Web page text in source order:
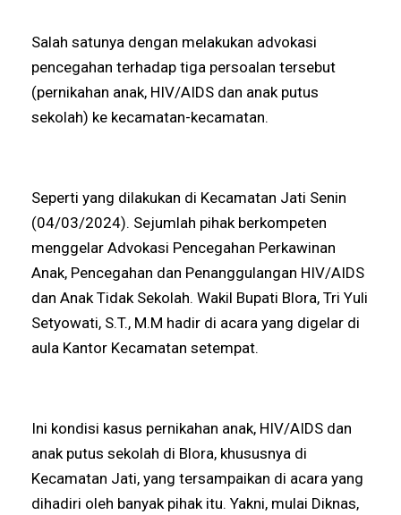
Salah satunya dengan melakukan advokasi
pencegahan terhadap tiga persoalan tersebut
(pernikahan anak, HIV/AIDS dan anak putus
sekolah) ke kecamatan-kecamatan.
Seperti yang dilakukan di Kecamatan Jati Senin
(04/03/2024). Sejumlah pihak berkompeten
menggelar Advokasi Pencegahan Perkawinan
Anak, Pencegahan dan Penanggulangan HIV/AIDS
dan Anak Tidak Sekolah. Wakil Bupati Blora, Tri Yuli
Setyowati, S.T., M.M hadir di acara yang digelar di
aula Kantor Kecamatan setempat.
Ini kondisi kasus pernikahan anak, HIV/AIDS dan
anak putus sekolah di Blora, khususnya di
Kecamatan Jati, yang tersampaikan di acara yang
dihadiri oleh banyak pihak itu. Yakni, mulai Diknas,